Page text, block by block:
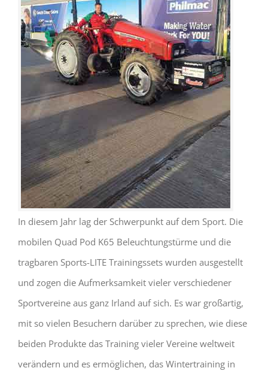
In diesem Jahr lag der Schwerpunkt auf dem Sport. Die
mobilen Quad Pod K65 Beleuchtungstürme und die
tragbaren Sports-LITE Trainingssets wurden ausgestellt
und zogen die Aufmerksamkeit vieler verschiedener
Sportvereine aus ganz Irland auf sich. Es war großartig,
mit so vielen Besuchern darüber zu sprechen, wie diese
beiden Produkte das Training vieler Vereine weltweit
verändern und es ermöglichen, das Wintertraining in